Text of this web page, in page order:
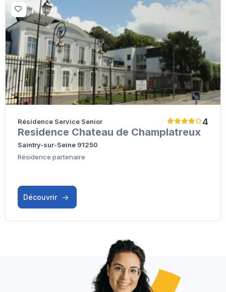
4
Résidence Service Senior
Residence Chateau de Champlatreux
Saintry-sur-Seine 91250
Résidence partenaire
Découvrir